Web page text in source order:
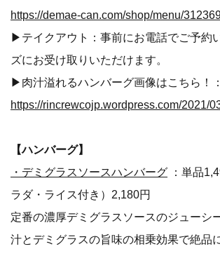
https://demae-can.com/shop/menu/
▶テイクアウト：事前にお電話でご予約
ズにお受け取りいただけます。
▶肉汁溢れるハンバーグ画像はこちら！：
【ハンバーグ】
・デミグラスソースハンバーグ ：単品
ラダ・ライス付き）2,180円
定番の濃厚デミグラスソースのジューシ
汁とデミグラスの旨味の相乗効果で絶品